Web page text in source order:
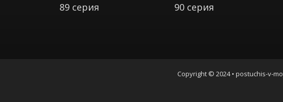
89 серия 90 серия
Copyright © 2024 • postuchis-v-